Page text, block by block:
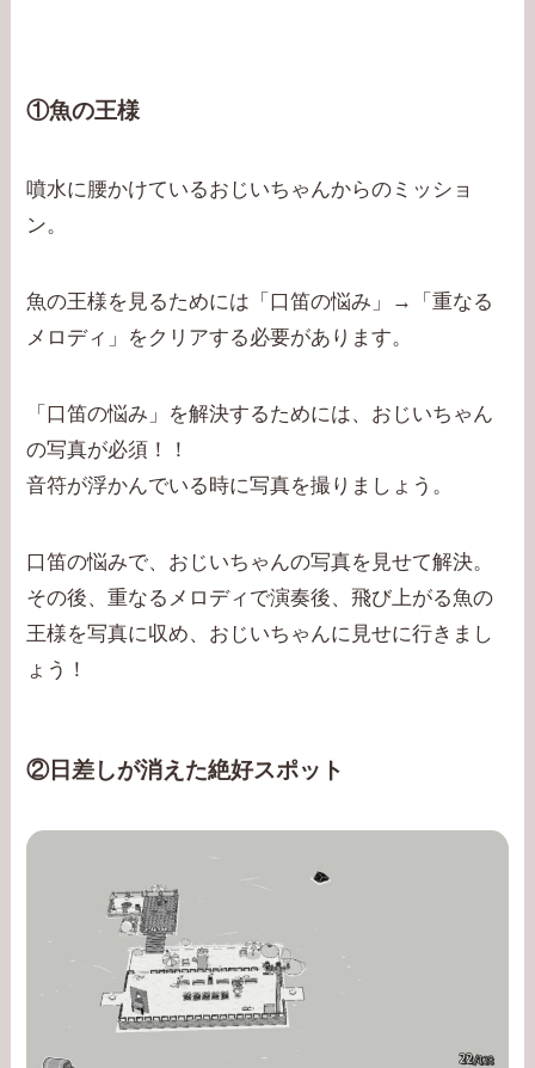
①魚の王様
噴水に腰かけているおじいちゃんからのミッショ
ン。
魚の王様を見るためには「口笛の悩み」→「重なる
メロディ」をクリアする必要があります。
「口笛の悩み」を解決するためには、おじいちゃん
の写真が必須！！
音符が浮かんでいる時に写真を撮りましょう。
口笛の悩みで、おじいちゃんの写真を見せて解決。
その後、重なるメロディで演奏後、飛び上がる魚の
王様を写真に収め、おじいちゃんに見せに行きまし
ょう！
②日差しが消えた絶好スポット